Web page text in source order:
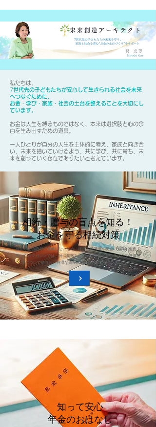
私たちは、
7世代先の子どもたちが安心して生きられる社会を未来
へつなぐために、
お金・学び・家族・社会の土台を整えることを大切にし
ています。
お金は人生を縛るものではなく、本来は選択肢と心の余
白を生み出すための道具。
一人ひとりが自分の人生を主体的に考え、家族と向き合
い、未来を描いていけるよう、共に学び、共に育ち、未
来を創っていく存在でありたいと考えています。
相続・贈与の盲点を知る！
お金を守る相続対策
相続や生前贈与で後悔しないためには、資産評価や税金の知識が重要で
す。このマガジンでは、特に見落としがちな有価証券のリスクや評価基
準について解説し、円滑な資産承継に役立つ情報をお届けします
知って安心
年金のおはなし